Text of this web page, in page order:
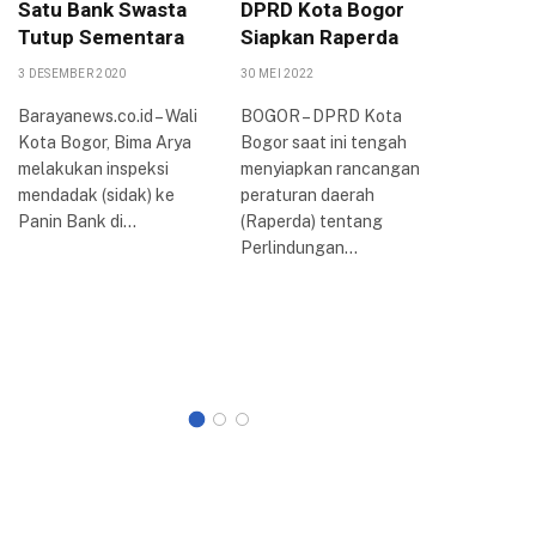
Satu Bank Swasta
Tutup Sementara
3 DESEMBER 2020
Barayanews.co.id – Wali
Kota Bogor, Bima Arya
melakukan inspeksi
mendadak (sidak) ke
Panin Bank di…
DPRD Kota Bogor
Siapkan Raperda
30 MEI 2022
BOGOR – DPRD Kota
Bogor saat ini tengah
menyiapkan rancangan
peraturan daerah
(Raperda) tentang
Perlindungan…